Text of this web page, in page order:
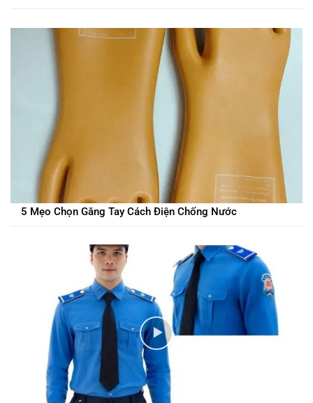
5 Mẹo Chọn Găng Tay Cách Điện Chống Nước